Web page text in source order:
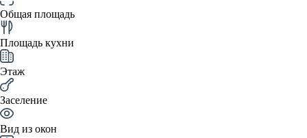
Общая площадь
Площадь кухни
Этаж
Заселение
Вид из окон